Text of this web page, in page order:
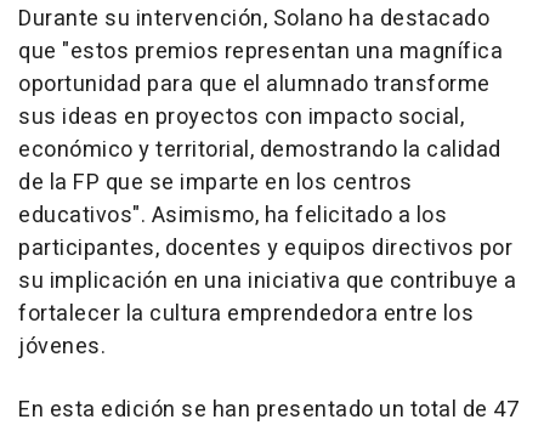
Durante su intervención, Solano ha destacado
que "estos premios representan una magnífica
oportunidad para que el alumnado transforme
sus ideas en proyectos con impacto social,
económico y territorial, demostrando la calidad
de la FP que se imparte en los centros
educativos". Asimismo, ha felicitado a los
participantes, docentes y equipos directivos por
su implicación en una iniciativa que contribuye a
fortalecer la cultura emprendedora entre los
jóvenes.
En esta edición se han presentado un total de 47